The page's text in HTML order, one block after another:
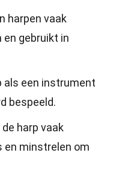
harpen vaak
gebruikt in
als een instrument
bespeeld.
harp vaak
en minstrelen om